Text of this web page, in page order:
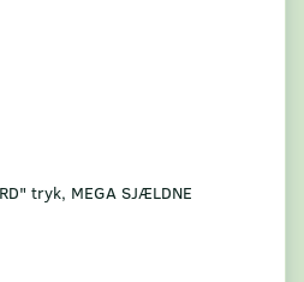
tryk, MEGA SJÆLDNE